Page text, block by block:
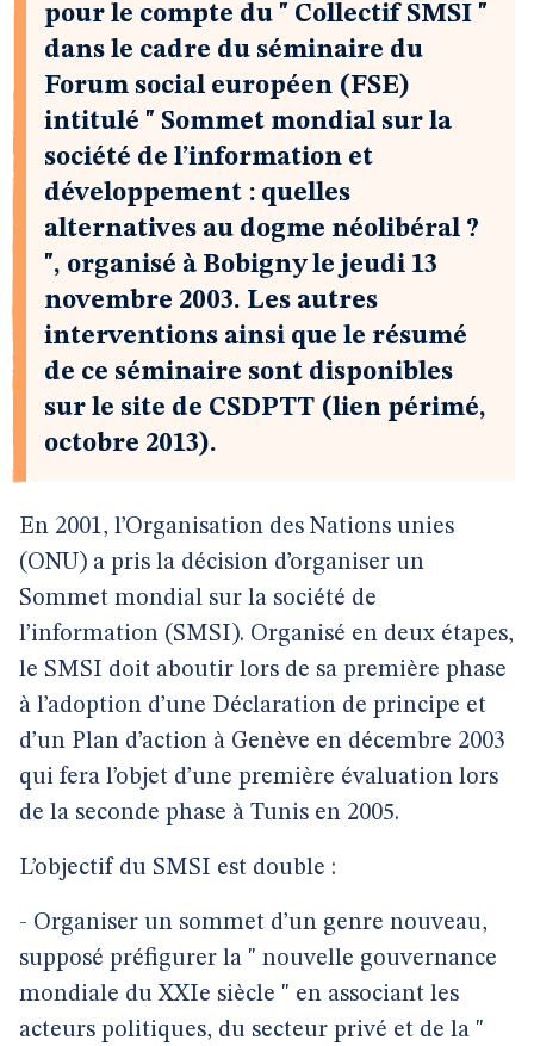
pour le compte du " Collectif SMSI "
dans le cadre du séminaire du
Forum social européen (FSE)
intitulé " Sommet mondial sur la
société de l’information et
développement : quelles
alternatives au dogme néolibéral ?
", organisé à Bobigny le jeudi 13
novembre 2003. Les autres
interventions ainsi que le résumé
de ce séminaire sont disponibles
sur le site de CSDPTT (lien périmé,
octobre 2013).
En 2001, l’Organisation des Nations unies
(ONU) a pris la décision d’organiser un
Sommet mondial sur la société de
l’information (SMSI). Organisé en deux étapes,
le SMSI doit aboutir lors de sa première phase
à l’adoption d’une Déclaration de principe et
d’un Plan d’action à Genève en décembre 2003
qui fera l’objet d’une première évaluation lors
de la seconde phase à Tunis en 2005.
L’objectif du SMSI est double :
- Organiser un sommet d’un genre nouveau,
supposé préfigurer la " nouvelle gouvernance
mondiale du XXIe siècle " en associant les
acteurs politiques, du secteur privé et de la "